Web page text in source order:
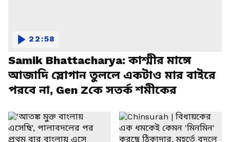
Samik Bhattacharya: কাশ্মীর মাঙ্গে
আজাদি স্লোগান তুললে একটাও মার বাইরে
পরবে না, Gen Zকে সতর্ক শমীকের
22:58